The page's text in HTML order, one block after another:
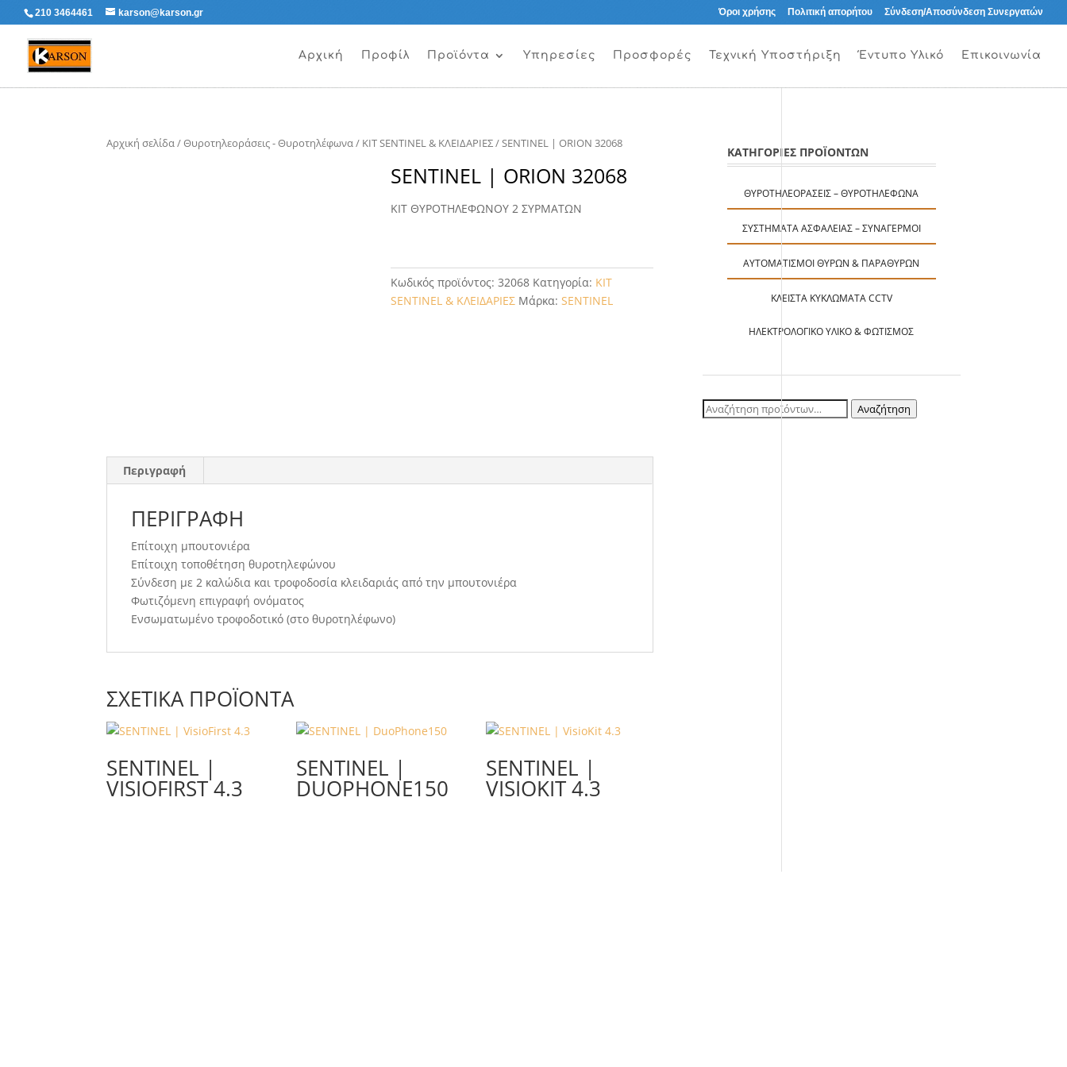
210 3464461 karson@karson.gr Όροι χρήσης Πολιτική απορήτου Σύνδεση/Αποσύνδεση Συνεργατών
Αρχική Προφίλ Προϊόντα Υπηρεσίες Προσφορές Τεχνική Υποστήριξη Έντυπο Υλικό Επικοινωνία
Αρχική σελίδα/Θυροτηλεοράσεις - Θυροτηλέφωνα/ KIT SENTINEL & ΚΛΕΙΔΑΡΙΕΣ/ SENTINEL | ORION 32068
SENTINEL | ORION 32068
ΚΙΤ ΘΥΡΟΤΗΛΕΦΩΝΟΥ 2 ΣΥΡΜΑΤΩΝ
Κωδικός προϊόντος:32068 Κατηγορία: KIT
SENTINEL & ΚΛΕΙΔΑΡΙΕΣ Μάρκα:SENTINEL
Περιγραφή
ΠΕΡΙΓΡΑΦΉ
Επίτοιχη μπουτονιέρα
Επίτοιχη τοποθέτηση θυροτηλεφώνου
Σύνδεση με 2 καλώδια και τροφοδοσία κλειδαριάς από την μπουτονιέρα
Φωτιζόμενη επιγραφή ονόματος
Ενσωματωμένο τροφοδοτικό (στο θυροτηλέφωνο)
ΣΧΕΤΙΚΆ ΠΡΟΪΌΝΤΑ
SENTINEL |
VISIOFIRST 4.3
SENTINEL |
DUOPHONE150
SENTINEL |
VISIOKIT 4.3
ΚΑΤΗΓΟΡΙΕΣ ΠΡΟΪΟΝΤΩΝ
ΘΥΡΟΤΗΛΕΟΡΆΣΕΙΣ – ΘΥΡΟΤΗΛΈΦΩΝΑ
ΣΥΣΤΉΜΑΤΑ ΑΣΦΑΛΕΊΑΣ – ΣΥΝΑΓΕΡΜΟΊ
ΑΥΤΟΜΑΤΙΣΜΟΊ ΘΥΡΏΝ & ΠΑΡΑΘΎΡΩΝ
ΚΛΕΙΣΤΆ ΚΥΚΛΏΜΑΤΑ CCTV
ΗΛΕΚΤΡΟΛΟΓΙΚΌ ΥΛΙΚΌ & ΦΩΤΙΣΜΌΣ
Αναζήτηση
Αναζήτηση